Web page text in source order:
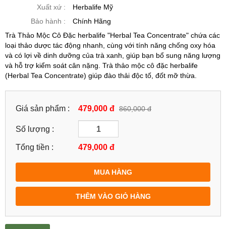
Xuất xứ :
Herbalife Mỹ
Bảo hành :
Chính Hãng
Trà Thảo Mộc Cô Đặc herbalife "Herbal Tea Concentrate" chứa các
loại thảo dược tác động nhanh, cùng với tính năng chống oxy hóa
và có lợi về dinh dưỡng của trà xanh, giúp bạn bổ sung năng lượng
và hỗ trợ kiểm soát cân nặng. Trà thảo mộc cô đặc herbalife
(Herbal Tea Concentrate) giúp đào thải độc tố, đốt mỡ thừa.
Giá sản phẩm : 479,000 đ 860,000 đ
Số lượng :
Tổng tiền : 479,000 đ
MUA HÀNG
THÊM VÀO GIỎ HÀNG